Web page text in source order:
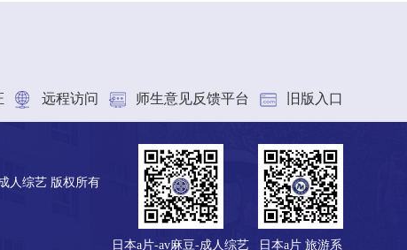
远程访问 师生意见反馈平台 旧版入口
人综艺 版权所有
日本a片-av麻豆-成人综艺 日本a片 旅游系